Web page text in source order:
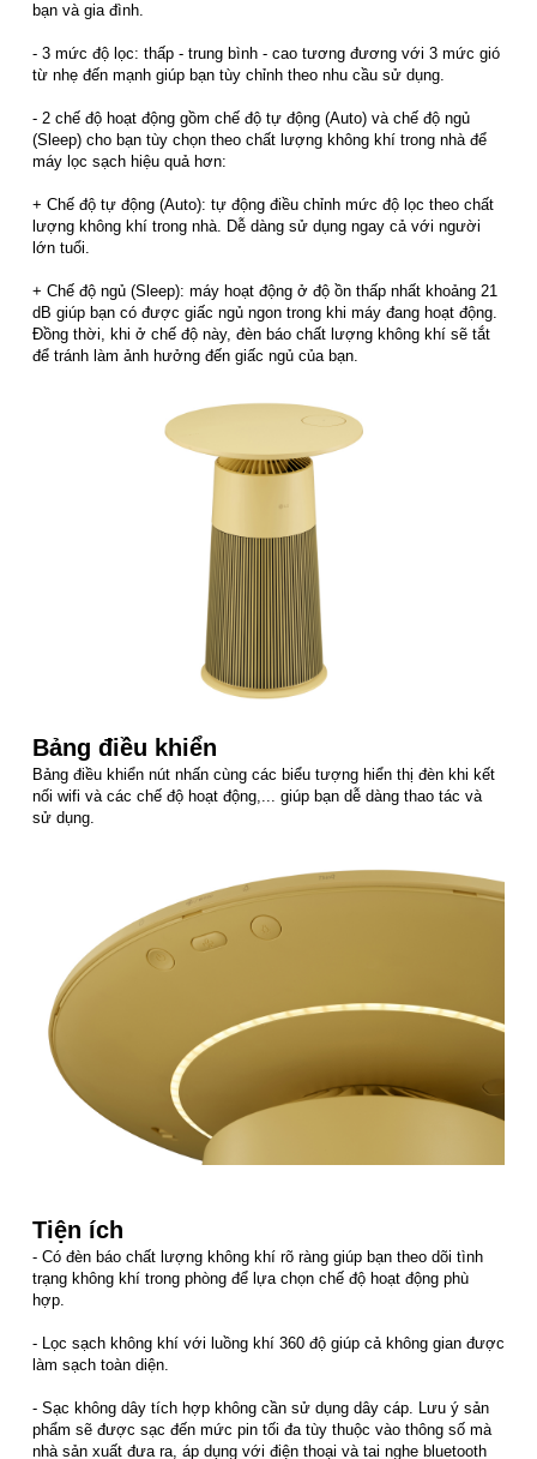
bạn và gia đình.
- 3 mức độ lọc: thấp - trung bình - cao tương đương với 3 mức gió
từ nhẹ đến mạnh giúp bạn tùy chỉnh theo nhu cầu sử dụng.
- 2 chế độ hoạt động gồm chế độ tự động (Auto) và chế độ ngủ
(Sleep) cho bạn tùy chọn theo chất lượng không khí trong nhà để
máy lọc sạch hiệu quả hơn:
+ Chế độ tự động (Auto): tự động điều chỉnh mức độ lọc theo chất
lượng không khí trong nhà. Dễ dàng sử dụng ngay cả với người
lớn tuổi.
+ Chế độ ngủ (Sleep): máy hoạt động ở độ ồn thấp nhất khoảng 21
dB giúp bạn có được giấc ngủ ngon trong khi máy đang hoạt động.
Đồng thời, khi ở chế độ này, đèn báo chất lượng không khí sẽ tắt
để tránh làm ảnh hưởng đến giấc ngủ của bạn.
Bảng điều khiển
Bảng điều khiển nút nhấn cùng các biểu tượng hiển thị đèn khi kết
nối wifi và các chế độ hoạt động,... giúp bạn dễ dàng thao tác và
sử dụng.
Tiện ích
- Có đèn báo chất lượng không khí rõ ràng giúp bạn theo dõi tình
trạng không khí trong phòng để lựa chọn chế độ hoạt động phù
hợp.
- Lọc sạch không khí với luồng khí 360 độ giúp cả không gian được
làm sạch toàn diện.
- Sạc không dây tích hợp không cần sử dụng dây cáp. Lưu ý sản
phẩm sẽ được sạc đến mức pin tối đa tùy thuộc vào thông số mà
nhà sản xuất đưa ra, áp dụng với điện thoại và tai nghe bluetooth